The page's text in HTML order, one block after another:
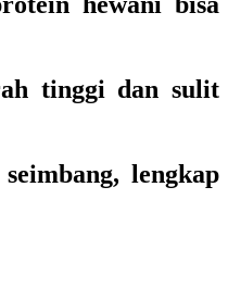
tinggi dan sulit
lengkap